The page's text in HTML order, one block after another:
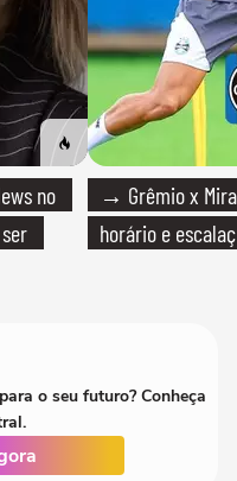
no
→ Grêmio x
horário e
o seu futuro? Conheça